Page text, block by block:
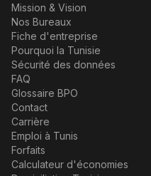
Mission & Vision
Nos Bureaux
Fiche d'entreprise
Pourquoi la Tunisie
Sécurité des données
FAQ
Glossaire BPO
Contact
Carrière
Emploi à Tunis
Forfaits
Calculateur d'économies